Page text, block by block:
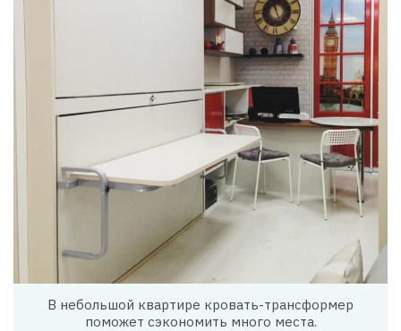
В небольшой квартире кровать-трансформер
поможет сэкономить много места.